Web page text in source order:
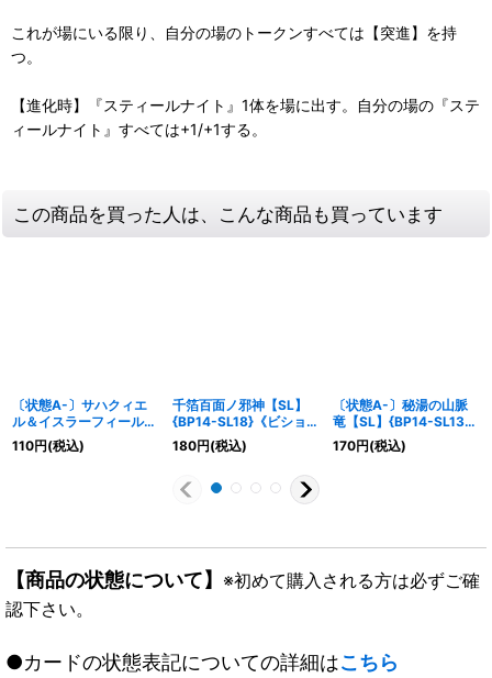
これが場にいる限り、自分の場のトークンすべては【突進】を持
つ。
【進化時】『スティールナイト』1体を場に出す。自分の場の『ステ
ィールナイト』すべては+1/+1する。
この商品を買った人は、こんな商品も買っています
〔状態A-〕サハクィエ
ル＆イスラーフィール
(EVOLVE)【LG】
{BP13-106}《ニュート
110円(税込)
千箔百面ノ邪神【SL】
{BP14-SL18}《ビショッ
プ》
180円(税込)
〔状態A-〕秘湯の山脈
竜【SL】{BP14-SL13}
《ドラゴン》
170円(税込)
【商品の状態について】 ※初めて購入される方は必ずご確
認下さい。
●カードの状態表記についての詳細はこちら